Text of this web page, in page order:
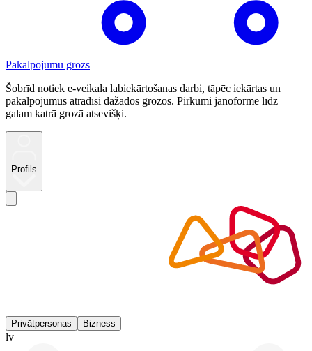
Pakalpojumu grozs
Šobrīd notiek e-veikala labiekārtošanas darbi, tāpēc iekārtas un
pakalpojumus atradīsi dažādos grozos. Pirkumi jānoformē līdz
galam katrā grozā atsevišķi.
Profils
Privātpersonas Bizness
lv